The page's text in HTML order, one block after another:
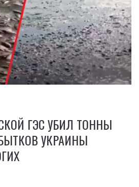
ГЭС УБИЛ ТОННЫ
УКРАИНЫ